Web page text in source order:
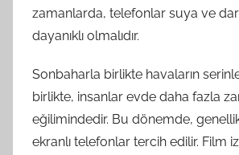
zamanlarda, telefonlar suya ve
dayanıklı olmalıdır.
Sonbaharla birlikte havaların
birlikte, insanlar evde daha fazla
eğilimindedir. Bu dönemde,
ekranlı telefonlar tercih edilir. Film